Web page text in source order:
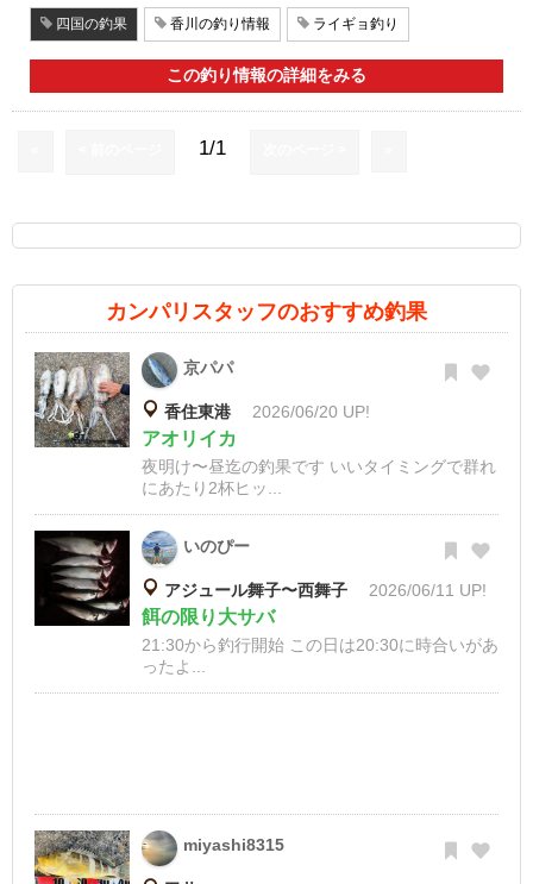
四国の釣果 香川の釣り情報 ライギョ釣り
この釣り情報の詳細をみる
1/1
カンパリスタッフのおすすめ釣果
京パパ
香住東港 2026/06/20 UP!
アオリイカ
夜明け〜昼迄の釣果です いいタイミングで群れ
にあたり2杯ヒッ...
いのぴー
アジュール舞子〜西舞子 2026/06/11 UP!
餌の限り大サバ
21:30から釣行開始 この日は20:30に時合いがあ
ったよ...
miyashi8315